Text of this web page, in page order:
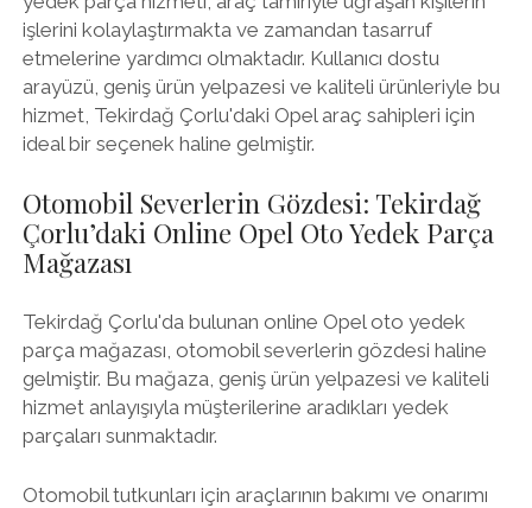
işlerini kolaylaştırmakta ve zamandan tasarruf
etmelerine yardımcı olmaktadır. Kullanıcı dostu
arayüzü, geniş ürün yelpazesi ve kaliteli ürünleriyle bu
hizmet, Tekirdağ Çorlu'daki Opel araç sahipleri için
ideal bir seçenek haline gelmiştir.
Otomobil Severlerin Gözdesi: Tekirdağ
Çorlu’daki Online Opel Oto Yedek Parça
Mağazası
Tekirdağ Çorlu'da bulunan online Opel oto yedek
parça mağazası, otomobil severlerin gözdesi haline
gelmiştir. Bu mağaza, geniş ürün yelpazesi ve kaliteli
hizmet anlayışıyla müşterilerine aradıkları yedek
parçaları sunmaktadır.
Otomobil tutkunları için araçlarının bakımı ve onarımı